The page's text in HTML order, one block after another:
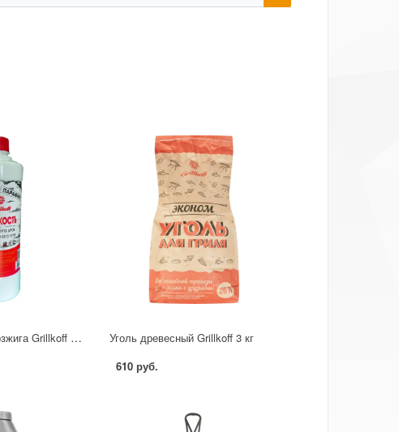
Жидкость для розжига Grillkoff 1 л
Уголь древесный Grillkoff 3 кг
610 руб.